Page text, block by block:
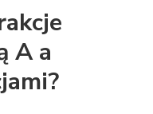
A a